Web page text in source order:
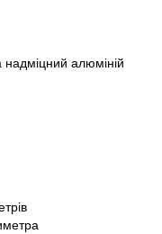
надміцний алюміній